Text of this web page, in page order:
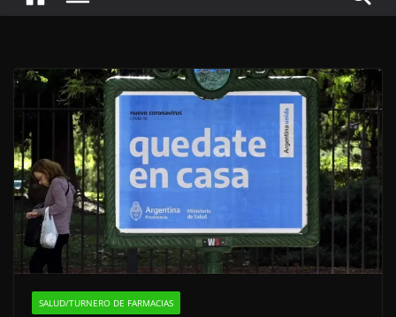
SALUD/TURNERO DE FARMACIAS